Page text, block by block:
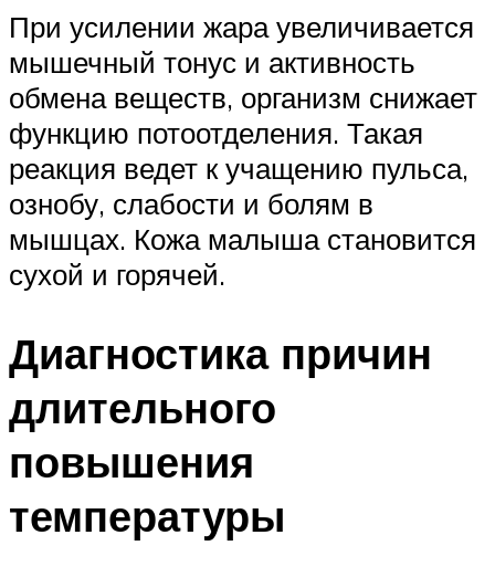
При усилении жара увеличивается
мышечный тонус и активность
обмена веществ, организм снижает
функцию потоотделения. Такая
реакция ведет к учащению пульса,
ознобу, слабости и болям в
мышцах. Кожа малыша становится
сухой и горячей.
Диагностика причин
длительного
повышения
температуры